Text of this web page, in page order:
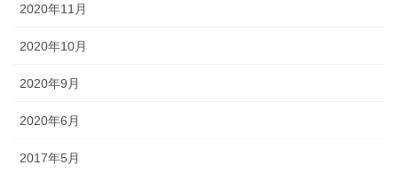
2020年11月
2020年10月
2020年9月
2020年6月
2017年5月